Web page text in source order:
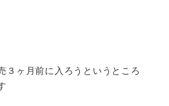
３ヶ月前に入ろうというところ